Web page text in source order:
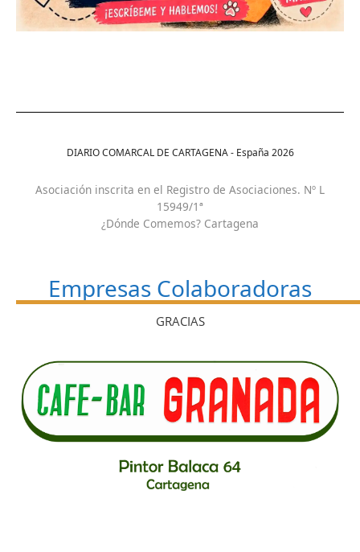
DIARIO COMARCAL DE CARTAGENA - España 2026
Asociación inscrita en el Registro de Asociaciones. Nº L
15949/1ª
¿Dónde Comemos? Cartagena
Empresas Colaboradoras
GRACIAS